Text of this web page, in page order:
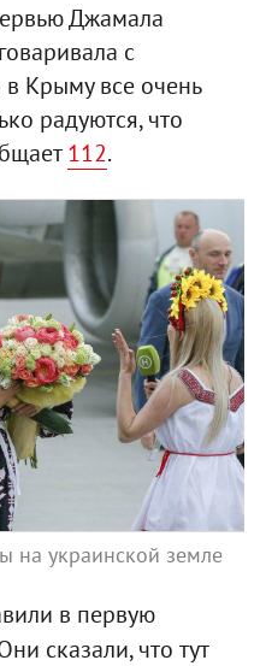
Джамала
с
в Крыму все очень
радуются, что
112.
на украинской земле
в первую
сказали, что тут